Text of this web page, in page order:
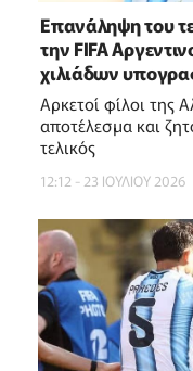
Επανάληψη του
την FIFA
χιλιάδων
Αρκετοί φίλοι της
αποτέλεσμα και
τελικός
12:12 - 23 ΙΟΥΛΙΟΥ 2026